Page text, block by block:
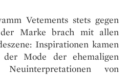
Vetements stets gegen
Marke brach mit allen
Inspirationen kamen
Mode der ehemaligen
Neuinterpretationen von